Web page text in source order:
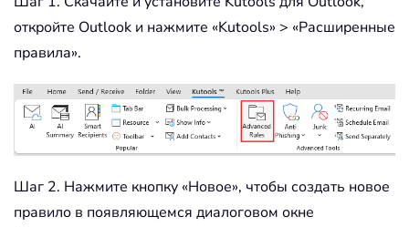
откройте Outlook и нажмите «Kutools» > «Расширенные
правила».
Шаг 2. Нажмите кнопку «Новое», чтобы создать новое
правило в появляющемся диалоговом окне